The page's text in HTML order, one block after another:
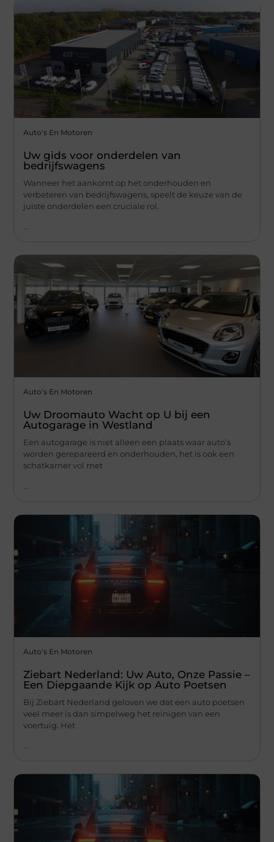
Auto's En Motoren
Uw gids voor onderdelen van
bedrijfswagens
Wanneer het aankomt op het onderhouden en
verbeteren van bedrijfswagens, speelt de keuze van de
juiste onderdelen een cruciale rol.
...
Auto's En Motoren
Uw Droomauto Wacht op U bij een
Autogarage in Westland
Een autogarage is niet alleen een plaats waar auto’s
worden gerepareerd en onderhouden, het is ook een
schatkamer vol met
Auto's En Motoren
Ziebart Nederland: Uw Auto, Onze Passie –
Een Diepgaande Kijk op Auto Poetsen
Bij Ziebart Nederland geloven we dat een auto poetsen
veel meer is dan simpelweg het reinigen van een
voertuig. Het